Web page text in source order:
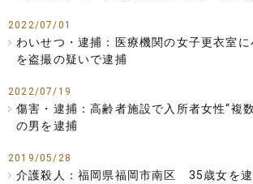
2022/07/01
わいせつ・逮捕：医療機関の女子更衣室
を盗撮の疑いで逮捕
2022/07/19
傷害・逮捕：高齢者施設で入所者女性“複
の男を逮捕
2019/05/28
介護殺人：福岡県福岡市南区 35歳女を